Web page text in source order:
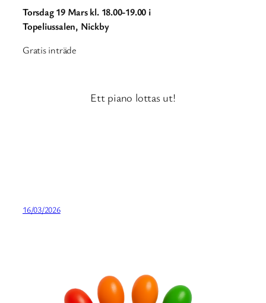
Torsdag 19 Mars kl. 18.00-19.00 i
Topeliussalen, Nickby
Gratis inträde
Ett piano lottas ut!
16/03/2026